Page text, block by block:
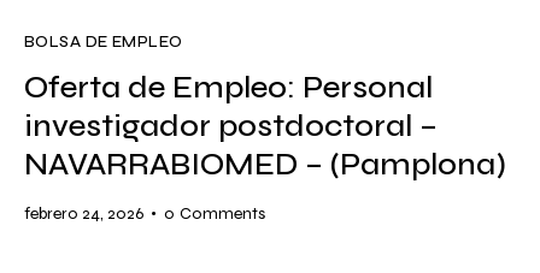
BOLSA DE EMPLEO
Oferta de Empleo: Personal
investigador postdoctoral –
NAVARRABIOMED – (Pamplona)
febrero 24, 2026 0 Comments